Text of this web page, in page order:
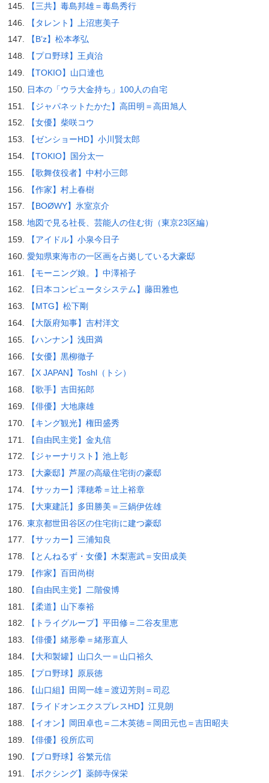
【三共】毒島邦雄＝毒島秀行
【タレント】上沼恵美子
【B’z】松本孝弘
【プロ野球】王貞治
【TOKIO】山口達也
日本の「ウラ大金持ち」100人の自宅
【ジャパネットたかた】高田明＝高田旭人
【女優】柴咲コウ
【ゼンショーHD】小川賢太郎
【TOKIO】国分太一
【歌舞伎役者】中村小三郎
【作家】村上春樹
【BOØWY】氷室京介
地図で見る社長、芸能人の住む街（東京23区編）
【アイドル】小泉今日子
愛知県東海市の一区画を占拠している大豪邸
【モーニング娘。】中澤裕子
【日本コンピュータシステム】藤田雅也
【MTG】松下剛
【大阪府知事】吉村洋文
【ハンナン】浅田満
【女優】黒柳徹子
【X JAPAN】Toshl（トシ）
【歌手】吉田拓郎
【俳優】大地康雄
【キング観光】権田盛秀
【自由民主党】金丸信
【ジャーナリスト】池上彰
【大豪邸】芦屋の高級住宅街の豪邸
【サッカー】澤穂希＝辻上裕章
【大東建託】多田勝美＝三鍋伊佐雄
東京都世田谷区の住宅街に建つ豪邸
【サッカー】三浦知良
【とんねるず・女優】木梨憲武＝安田成美
【作家】百田尚樹
【自由民主党】二階俊博
【柔道】山下泰裕
【トライグループ】平田修＝二谷友里恵
【俳優】緒形拳＝緒形直人
【大和製罐】山口久一＝山口裕久
【プロ野球】原辰徳
【山口組】田岡一雄＝渡辺芳則＝司忍
【ライドオンエクスプレスHD】江見朗
【イオン】岡田卓也＝二木英徳＝岡田元也＝吉田昭夫
【俳優】役所広司
【プロ野球】谷繁元信
【ボクシング】薬師寺保栄